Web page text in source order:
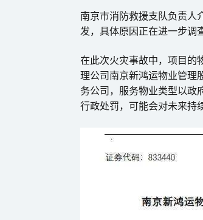
南京市消防救援支队负责人
发，具体原因正在进一步调
在此次火灾事故中，项目的
理公司南京新鸿运物业管理
务公司，服务物业类型以政
行政处罚，可能会对未来持